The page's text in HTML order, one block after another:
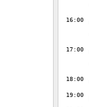
16:00
17:00
18:00
19:00